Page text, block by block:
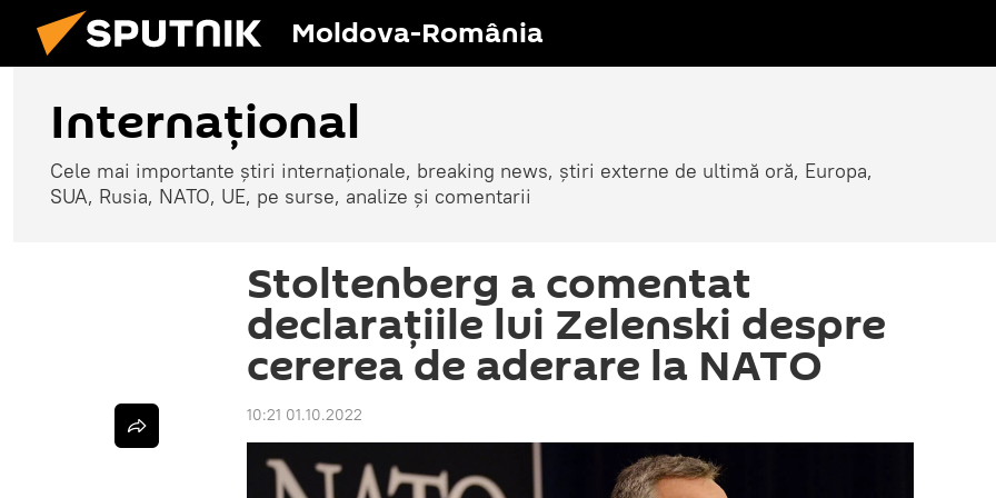
Moldova-România
Internaţional
Cele mai importante știri internaționale, breaking news, știri externe de ultimă oră, Europa,
SUA, Rusia, NATO, UE, pe surse, analize și comentarii
Stoltenberg a comentat
declarațiile lui Zelenski despre
cererea de aderare la NATO
10:21 01.10.2022